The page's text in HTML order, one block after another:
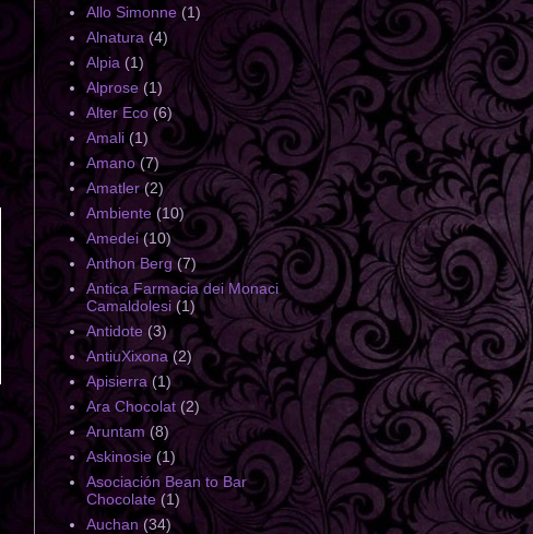
Allo Simonne (1)
Alnatura (4)
Alpia (1)
Alprose (1)
Alter Eco (6)
Amali (1)
Amano (7)
Amatler (2)
Ambiente (10)
Amedei (10)
Anthon Berg (7)
Antica Farmacia dei Monaci
Camaldolesi (1)
Antidote (3)
AntiuXixona (2)
Apisierra (1)
Ara Chocolat (2)
Aruntam (8)
Askinosie (1)
Asociación Bean to Bar
Chocolate (1)
Auchan (34)